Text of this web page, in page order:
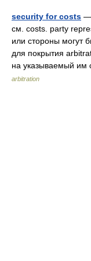
security for costs —
см. costs. party
или стороны могут
для покрытия
на указываемый
arbitration